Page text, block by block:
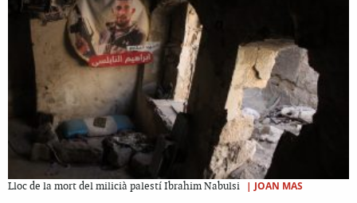
Lloc de la mort del milicià palestí Ibrahim Nabulsi | JOAN MAS